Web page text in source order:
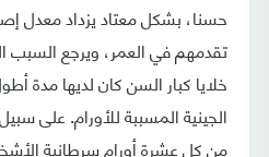
حسنا، بشكل معتاد يزداد معدل
تقدمهم في العمر، ويرجع السبب
خلايا كبار السن كان لديها مدة
الجينية المسببة للأورام. على
من كل عشرة أورام سرطانية